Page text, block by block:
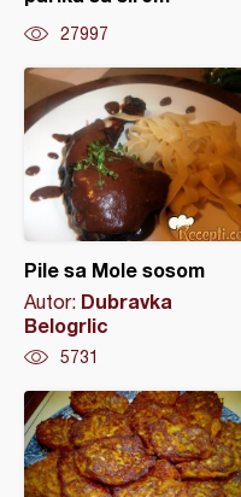
27997
Pile sa Mole sosom
Autor: Dubravka
Belogrlic
5731